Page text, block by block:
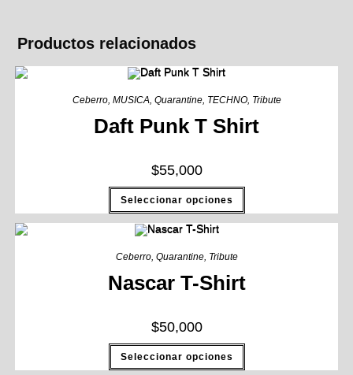
Productos relacionados
Ceberro, MUSICA Quarantine, TECHNO, Tribute
Daft Punk T Shirt
$55,000
Seleccionar opciones
Ceberro, Quarantine, Tribute
Nascar T-Shirt
$50,000
Seleccionar opciones